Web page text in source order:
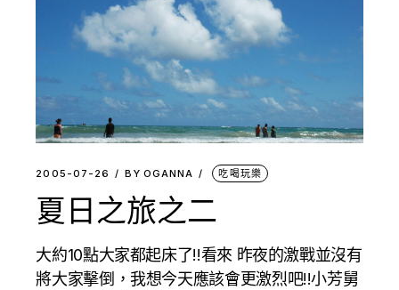
2005-07-26 BY OGANNA 吃喝玩樂
夏日之旅之二
大約10點大家都起床了!!看來 昨夜的激戰並沒有
將大家擊倒，我想今天應該會更激烈吧!!小芳舅